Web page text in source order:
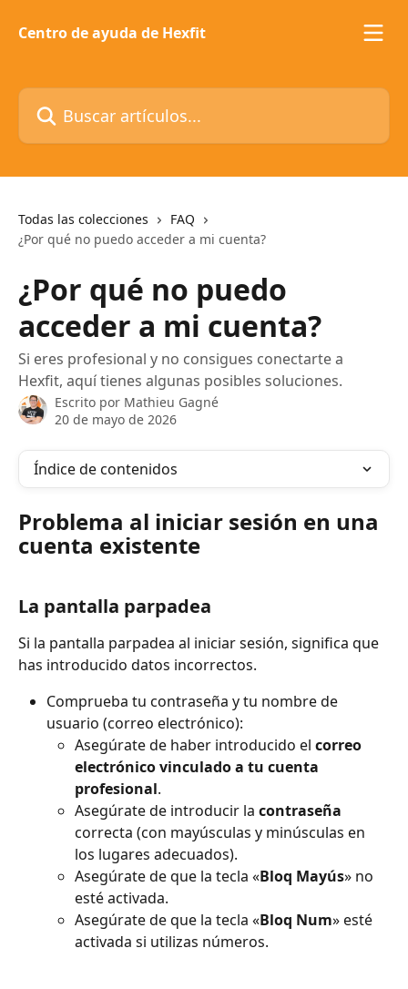
Centro de ayuda de Hexfit
Buscar artículos...
Todas las colecciones
FAQ
¿Por qué no puedo acceder a mi cuenta?
¿Por qué no puedo
acceder a mi cuenta?
Si eres profesional y no consigues conectarte a
Hexfit, aquí tienes algunas posibles soluciones.
Escrito por Mathieu Gagné
20 de mayo de 2026
Índice de contenidos
Problema al iniciar sesión en una
cuenta existente
La pantalla parpadea
Si la pantalla parpadea al iniciar sesión, significa que
has introducido datos incorrectos.
Comprueba tu contraseña y tu nombre de
usuario (correo electrónico):
Asegúrate de haber introducido el correo
electrónico vinculado a tu cuenta
profesional.
Asegúrate de introducir la contraseña
correcta (con mayúsculas y minúsculas en
los lugares adecuados).
Asegúrate de que la tecla «Bloq Mayús» no
esté activada.
Asegúrate de que la tecla «Bloq Num» esté
activada si utilizas números.